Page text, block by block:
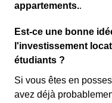
appartements..
Est-ce une bonne
l'investissement
étudiants ?
Si vous êtes en
avez déjà